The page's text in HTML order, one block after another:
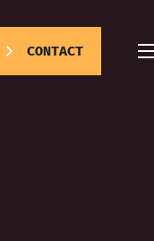
CONTACT